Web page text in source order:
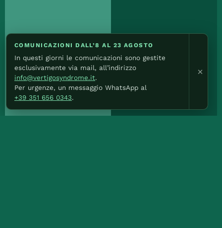
COMUNICAZIONI DALL’8 AL 23 AGOSTO
In questi giorni le comunicazioni sono gestite
esclusivamente via mail, all’indirizzo
info@vertigosyndrome.it.
Per urgenze, un messaggio WhatsApp al
+39 351 656 0343.
×